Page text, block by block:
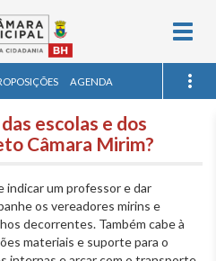
AGENDA
escolas e dos
Câmara Mirim?
indicar um professor e dar
os vereadores mirins e
decorrentes. Também cabe à
materiais e suporte para o